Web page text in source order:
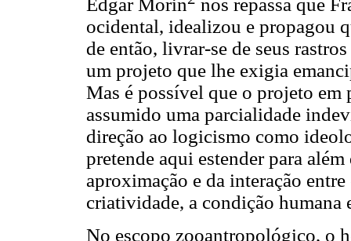
Edgar Morin
nos repassa que
ocidental, idealizou e propagou
de então, livrar-se de seus
um projeto que lhe exigia
Mas é possível que o projeto em
assumido uma parcialidade
direção ao logicismo como
pretende aqui estender para
aproximação e da interação
criatividade, a condição humana
No escopo zooantropológico, o